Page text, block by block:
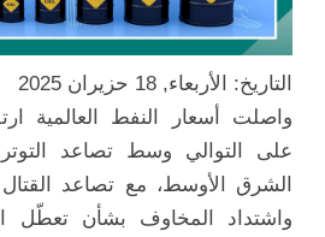
التاريخ: الأربعاء, 18 حزيران 2025
واصلت أسعار النفط العالمية
على التوالي وسط تصاعد
الشرق الأوسط، مع تصاعد القتال
واشتداد المخاوف بشأن تعطّل